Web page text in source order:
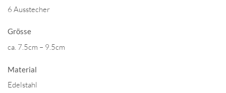
6 Ausstecher
Grösse
ca. 7.5cm – 9.5cm
Material
Edelstahl